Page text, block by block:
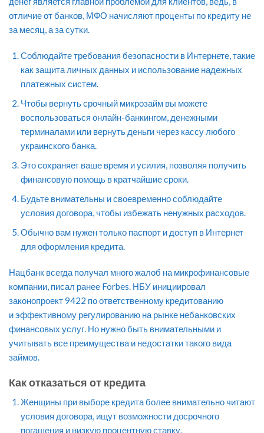
отличие от банков, МФО начисляют проценты по кредиту не
за месяц, а за сутки.
Соблюдайте требования безопасности в Интернете, такие
как защита личных данных и использование надежных
платежных систем.
Чтобы вернуть срочный микрозайм вы можете
воспользоваться онлайн-банкингом, денежными
терминалами или вернуть деньги через кассу любого
украинского банка.
Это сохраняет ваше время и усилия, позволяя получить
финансовую помощь в кратчайшие сроки.
Будьте внимательны и своевременно соблюдайте
условия договора, чтобы избежать ненужных расходов.
Обычно вам нужен только паспорт и доступ в Интернет
для оформления кредита.
Нацбанк всегда получал много жалоб на микрофинансовые
компании, писал ранее Forbes. НБУ инициировал
законопроект 9422 по ответственному кредитованию
и эффективному регулированию на рынке небанковских
финансовых услуг. Но нужно быть внимательными и
учитывать все преимущества и недостатки такого вида
займов.
Как отказаться от кредита
Женщины при выборе кредита более внимательно читают
условия договора, ищут возможности досрочного
погашения и низкую процентную ставку.